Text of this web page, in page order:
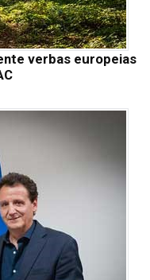
verbas europeias